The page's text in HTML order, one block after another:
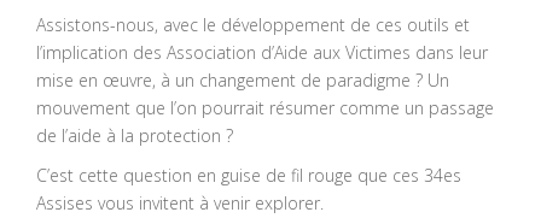
Assistons-nous, avec le développement de ces outils et
l’implication des Association d’Aide aux Victimes dans leur
mise en œuvre, à un changement de paradigme ? Un
mouvement que l’on pourrait résumer comme un passage
de l’aide à la protection ?
C’est cette question en guise de fil rouge que ces 34es
Assises vous invitent à venir explorer.